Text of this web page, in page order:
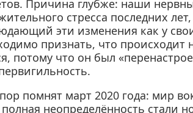
Причина глубже: наши
стресса последних
эти изменения как у
признать, что происходит
потому что он был
помнят март 2020 года: мир
неопределённость стали